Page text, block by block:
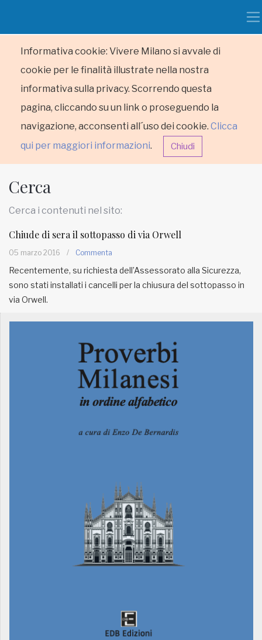
Informativa cookie: Vivere Milano si avvale di
cookie per le finalità illustrate nella nostra
informativa sulla privacy. Scorrendo questa
pagina, cliccando su un link o proseguendo la
navigazione, acconsenti all´uso dei cookie. Clicca
qui per maggiori informazioni. Chiudi
HOME
MUNICIPI
Iscriviti alla newsletter
www.viveremilano.info
Fondato e diretto da Enzo De
EDB edizioni - Via Brivio angolo C.
Cerca
Cerca i contenuti nel sito:
Chiude di sera il sottopasso di via Orwell
05 marzo 2016 / Commenta
Recentemente, su richiesta dell’Assessorato alla Sicurezza,
sono stati installati i cancelli per la chiusura del sottopasso in
via Orwell.